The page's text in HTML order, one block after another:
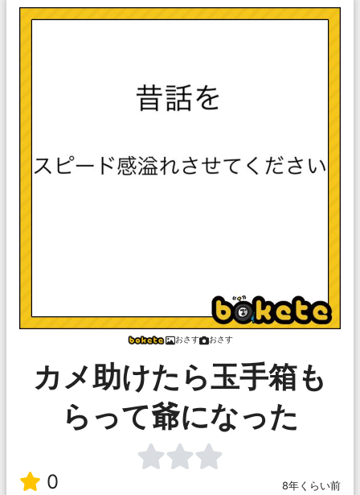
おさす おさす
カメ助けたら玉手箱も
らって爺になった
0 8年くらい前